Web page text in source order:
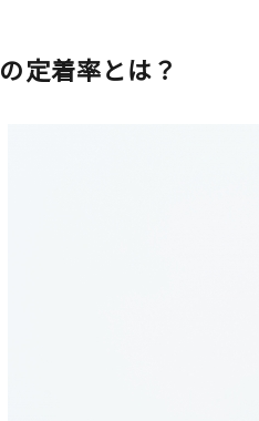
定着率とは？